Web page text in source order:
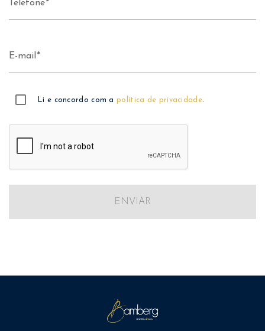
Telefone
E-mail
Li e concordo com apolítica de privacidade.
ENVIAR